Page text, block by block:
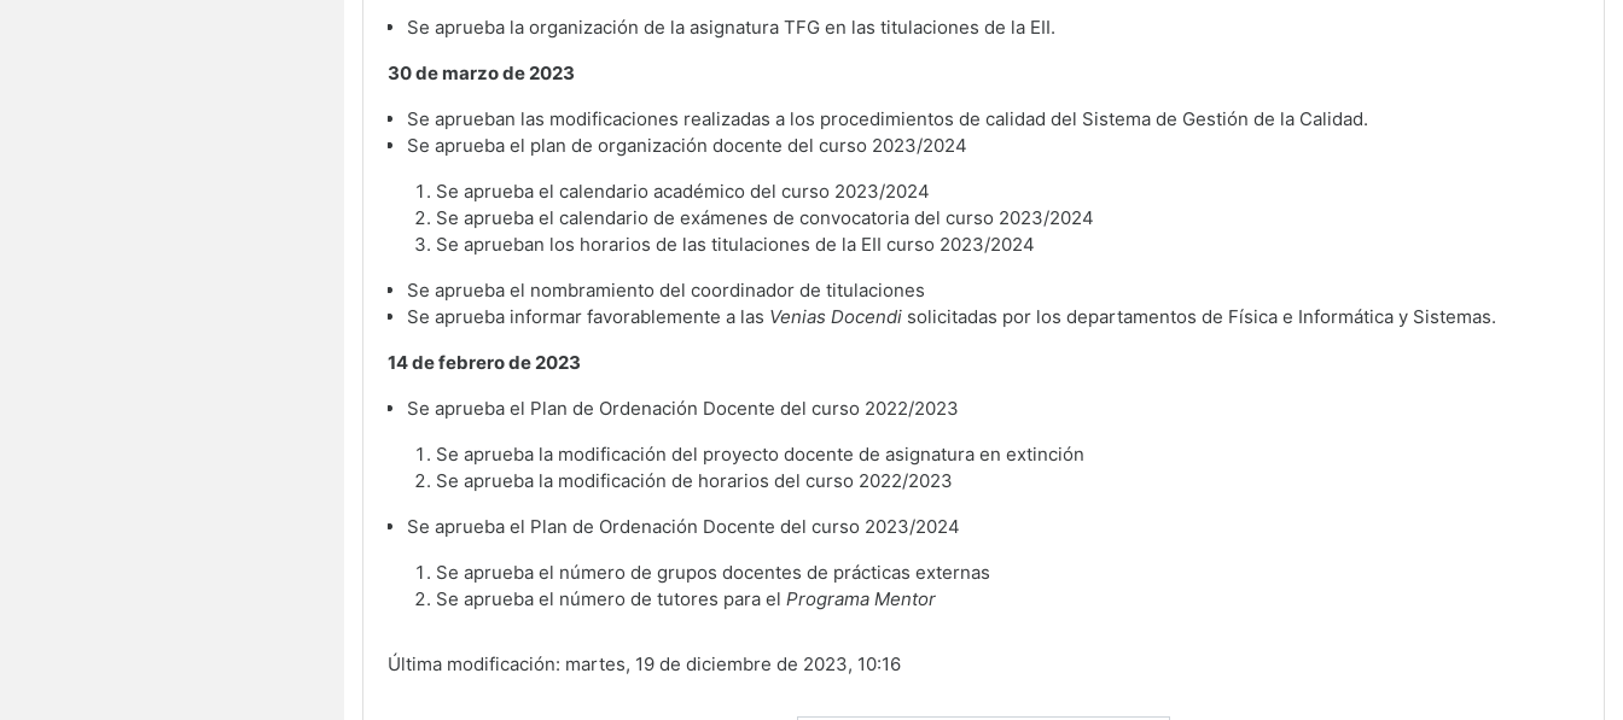
Se aprueba la organización de la asignatura TFG en las titulaciones de la EII.
30 de marzo de 2023
Se aprueban las modificaciones realizadas a los procedimientos de calidad del Sistema de Gestión de la Calidad.
Se aprueba el plan de organización docente del curso 2023/2024
Se aprueba el calendario académico del curso 2023/2024
Se aprueba el calendario de exámenes de convocatoria del curso 2023/2024
Se aprueban los horarios de las titulaciones de la EII curso 2023/2024
Se aprueba el nombramiento del coordinador de titulaciones
Se aprueba informar favorablemente a las Venias Docendi solicitadas por los departamentos de Física e Informática y Sistemas.
14 de febrero de 2023
Se aprueba el Plan de Ordenación Docente del curso 2022/2023
Se aprueba la modificación del proyecto docente de asignatura en extinción
Se aprueba la modificación de horarios del curso 2022/2023
Se aprueba el Plan de Ordenación Docente del curso 2023/2024
Se aprueba el número de grupos docentes de prácticas externas
Se aprueba el número de tutores para el Programa Mentor
Última modificación: martes, 19 de diciembre de 2023, 10:16